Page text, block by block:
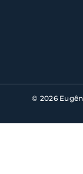
© 2026